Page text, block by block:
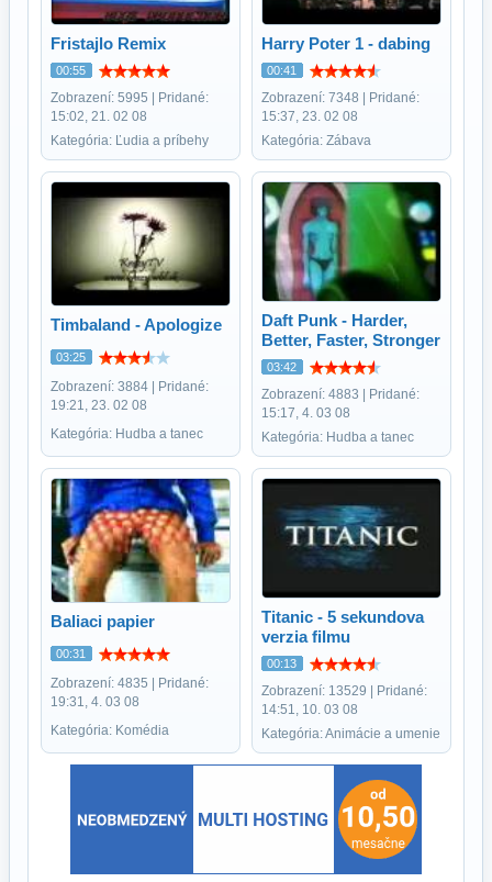
Fristajlo Remix
00:55
Zobrazení: 5995 | Pridané:
15:02, 21. 02 08
Kategória: Ľudia a príbehy
Harry Poter 1 - dabing
00:41
Zobrazení: 7348 | Pridané:
15:37, 23. 02 08
Kategória: Zábava
Timbaland - Apologize
03:25
Zobrazení: 3884 | Pridané:
19:21, 23. 02 08
Kategória: Hudba a tanec
Daft Punk - Harder,
Better, Faster, Stronger
03:42
Zobrazení: 4883 | Pridané:
15:17, 4. 03 08
Kategória: Hudba a tanec
Baliaci papier
00:31
Zobrazení: 4835 | Pridané:
19:31, 4. 03 08
Kategória: Komédia
Titanic - 5 sekundova
verzia filmu
00:13
Zobrazení: 13529 | Pridané:
14:51, 10. 03 08
Kategória: Animácie a umenie